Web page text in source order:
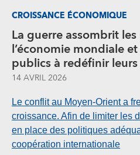
CROISSANCE ÉCONOMIQUE
La guerre assombrit
l’économie mondiale
publics à redéfinir
14 AVRIL 2026
Le conflit au Moyen-Orient a
croissance. Afin de limiter les
en place des politiques
coopération internationale